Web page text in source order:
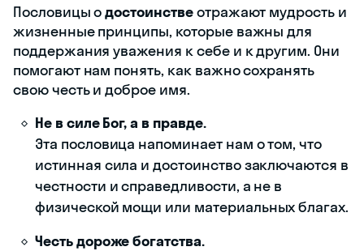
Пословицы одостоинствеотражают мудрость и
жизненные принципы, которые важны для
поддержания уважения к себе и к другим. Они
помогают нам понять, как важно сохранять
свою честь и доброе имя.
Не в силе Бог, а в правде.
Эта пословица напоминает нам о том, что
истинная сила и достоинство заключаются в
честности и справедливости, а не в
физической мощи или материальных благах.
Честь дороже богатства.